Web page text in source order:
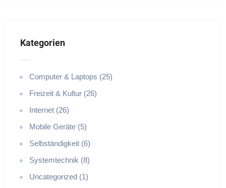
Kategorien
Computer & Laptops (25)
Freizeit & Kultur (26)
Internet (26)
Mobile Geräte (5)
Selbständigkeit (6)
Systemtechnik (8)
Uncategorized (1)